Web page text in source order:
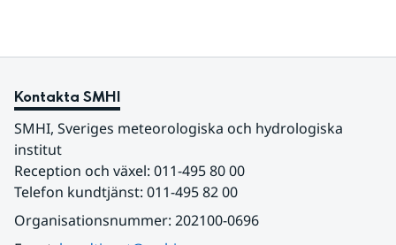
Kontakta SMHI
SMHI, Sveriges meteorologiska och hydrologiska
institut
Reception och växel: 011-495 80 00
Telefon kundtjänst: 011-495 82 00
Organisationsnummer: 202100-0696